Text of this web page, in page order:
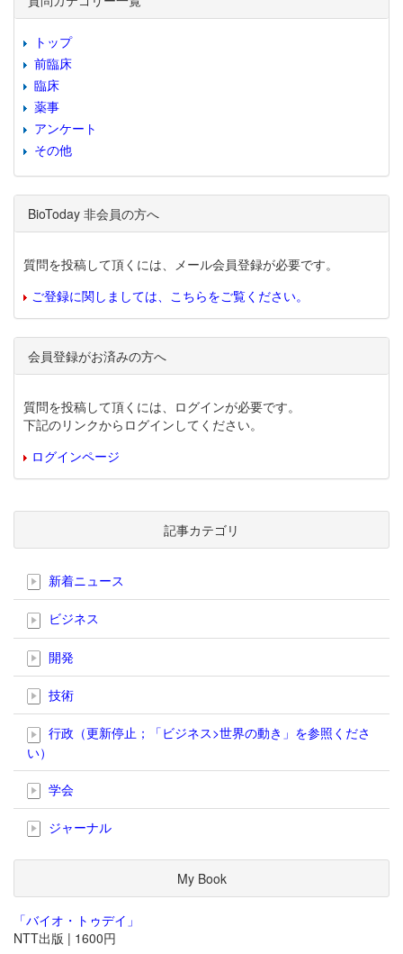
トップ
前臨床
臨床
薬事
アンケート
その他
BioToday 非会員の方へ
質問を投稿して頂くには、メール会員登録が必要です。
ご登録に関しましては、こちらをご覧ください。
会員登録がお済みの方へ
質問を投稿して頂くには、ログインが必要です。
下記のリンクからログインしてください。
ログインページ
記事カテゴリ
新着ニュース
ビジネス
開発
技術
行政（更新停止；「ビジネス>世界の動き」を参照くださ
い）
学会
ジャーナル
My Book
「バイオ・トゥデイ」
NTT出版 | 1600円